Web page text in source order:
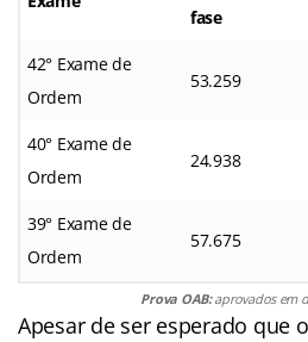
fase
42° Exame de
Ordem
53.259
40° Exame de
Ordem
24.938
39° Exame de
Ordem
57.675
Prova OAB:aprovados em
Apesar de ser esperado que